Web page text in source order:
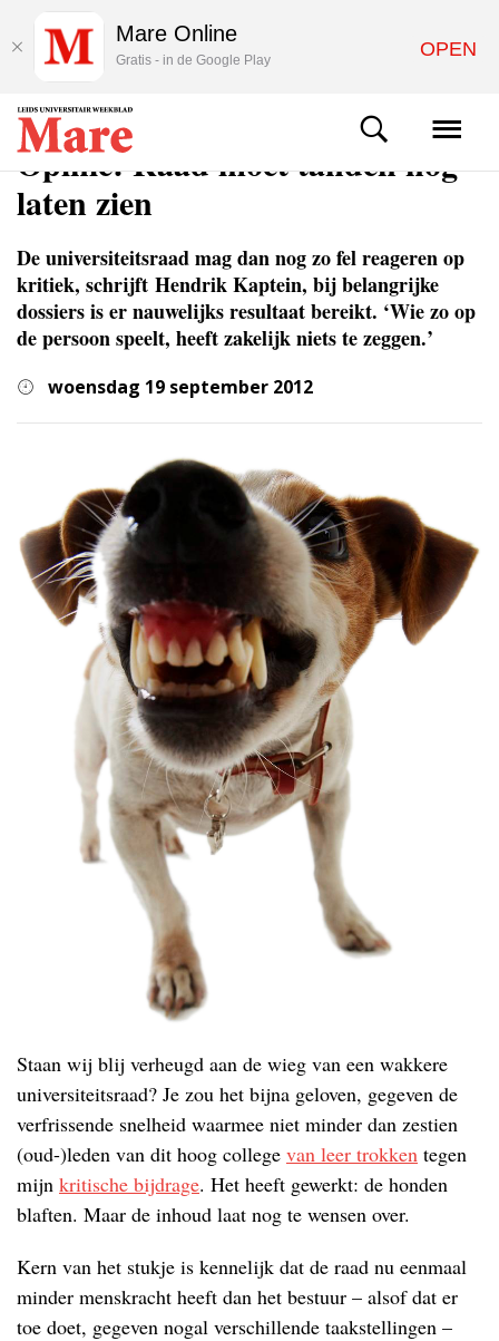
COLUMNS & OPINIE
Opinie: Raad moet tanden nog
laten zien
De universiteitsraad mag dan nog zo fel reageren op
kritiek, schrijft Hendrik Kaptein, bij belangrijke
dossiers is er nauwelijks resultaat bereikt. ‘Wie zo op
de persoon speelt, heeft zakelijk niets te zeggen.’
woensdag 19 september 2012
Staan wij blij verheugd aan de wieg van een wakkere
universiteitsraad? Je zou het bijna geloven, gegeven de
verfrissende snelheid waarmee niet minder dan zestien
(oud-)leden van dit hoog college van leer trokken tegen
mijn kritische bijdrage. Het heeft gewerkt: de honden
blaften. Maar de inhoud laat nog te wensen over.
Kern van het stukje is kennelijk dat de raad nu eenmaal
minder menskracht heeft dan het bestuur – alsof dat er
toe doet, gegeven nogal verschillende taakstellingen –
Mare Online
Gratis - in de Google Play OPEN